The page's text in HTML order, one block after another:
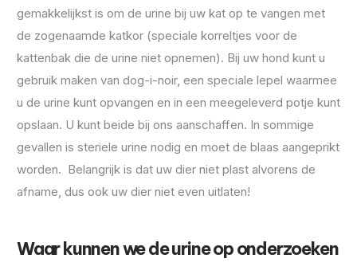
gemakkelijkst is om de urine bij uw kat op te vangen met
de zogenaamde katkor (speciale korreltjes voor de
kattenbak die de urine niet opnemen). Bij uw hond kunt u
gebruik maken van dog-i-noir, een speciale lepel waarmee
u de urine kunt opvangen en in een meegeleverd potje kunt
opslaan. U kunt beide bij ons aanschaffen. In sommige
gevallen is steriele urine nodig en moet de blaas aangeprikt
worden. Belangrijk is dat uw dier niet plast alvorens de
afname, dus ook uw dier niet even uitlaten!
Waar kunnen we de urine op onderzoeken